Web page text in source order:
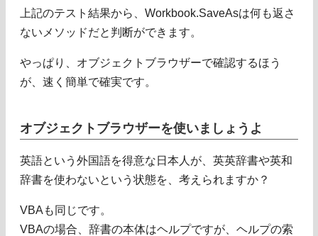
上記のテスト結果から、Workbook.SaveAsは何も返さ
ないメソッドだと判断ができます。
やっぱり、オブジェクトブラウザーで確認するほう
が、速く簡単で確実です。
オブジェクトブラウザーを使いましょうよ
英語という外国語を得意な日本人が、英英辞書や英和
辞書を使わないという状態を、考えられますか？
VBAも同じです。
VBAの場合、辞書の本体はヘルプですが、ヘルプの索